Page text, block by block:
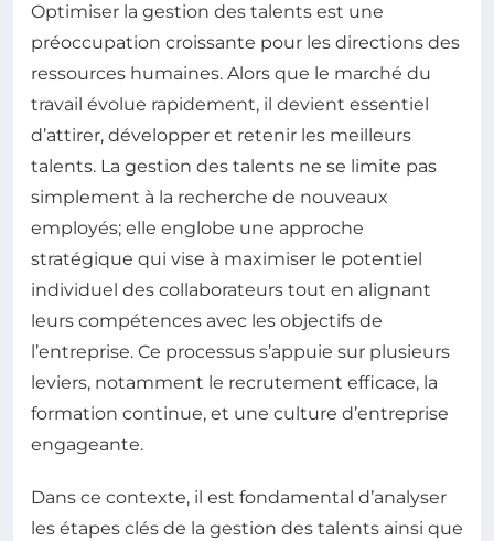
Optimiser la gestion des talents est une
préoccupation croissante pour les directions des
ressources humaines. Alors que le marché du
travail évolue rapidement, il devient essentiel
d’attirer, développer et retenir les meilleurs
talents. La gestion des talents ne se limite pas
simplement à la recherche de nouveaux
employés; elle englobe une approche
stratégique qui vise à maximiser le potentiel
individuel des collaborateurs tout en alignant
leurs compétences avec les objectifs de
l’entreprise. Ce processus s’appuie sur plusieurs
leviers, notamment le recrutement efficace, la
formation continue, et une culture d’entreprise
engageante.
Dans ce contexte, il est fondamental d’analyser
les étapes clés de la gestion des talents ainsi que